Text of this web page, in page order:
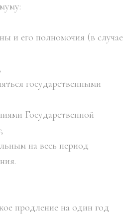
и его полномочия (в случае
государственными
Государственной
на весь период
продление на один год